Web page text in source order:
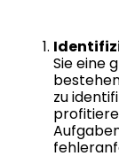
Sie eine
zu